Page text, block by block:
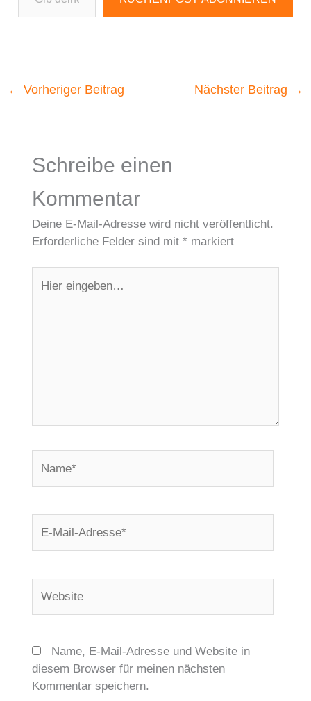
← Vorheriger Beitrag Nächster Beitrag →
Schreibe einen
Kommentar
Deine E-Mail-Adresse wird nicht veröffentlicht.
Erforderliche Felder sind mit * markiert
eingeben…
Mail-
Name, E-Mail-Adresse und Website in
diesem Browser für meinen nächsten
Kommentar speichern.